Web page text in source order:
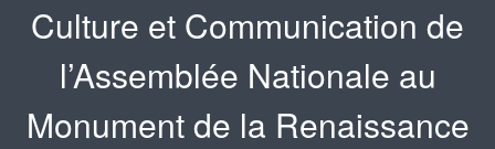
Culture et Communication de
l’Assemblée Nationale au
Monument de la Renaissance